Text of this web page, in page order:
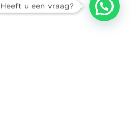
Heeft u een vraag?